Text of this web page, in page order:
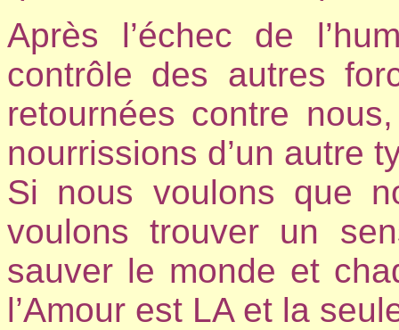
Après l’échec de
contrôle des autres
retournées contre
nourrissions d’un autre
Si nous voulons que
voulons trouver un
sauver le monde et
l’Amour est LA et la